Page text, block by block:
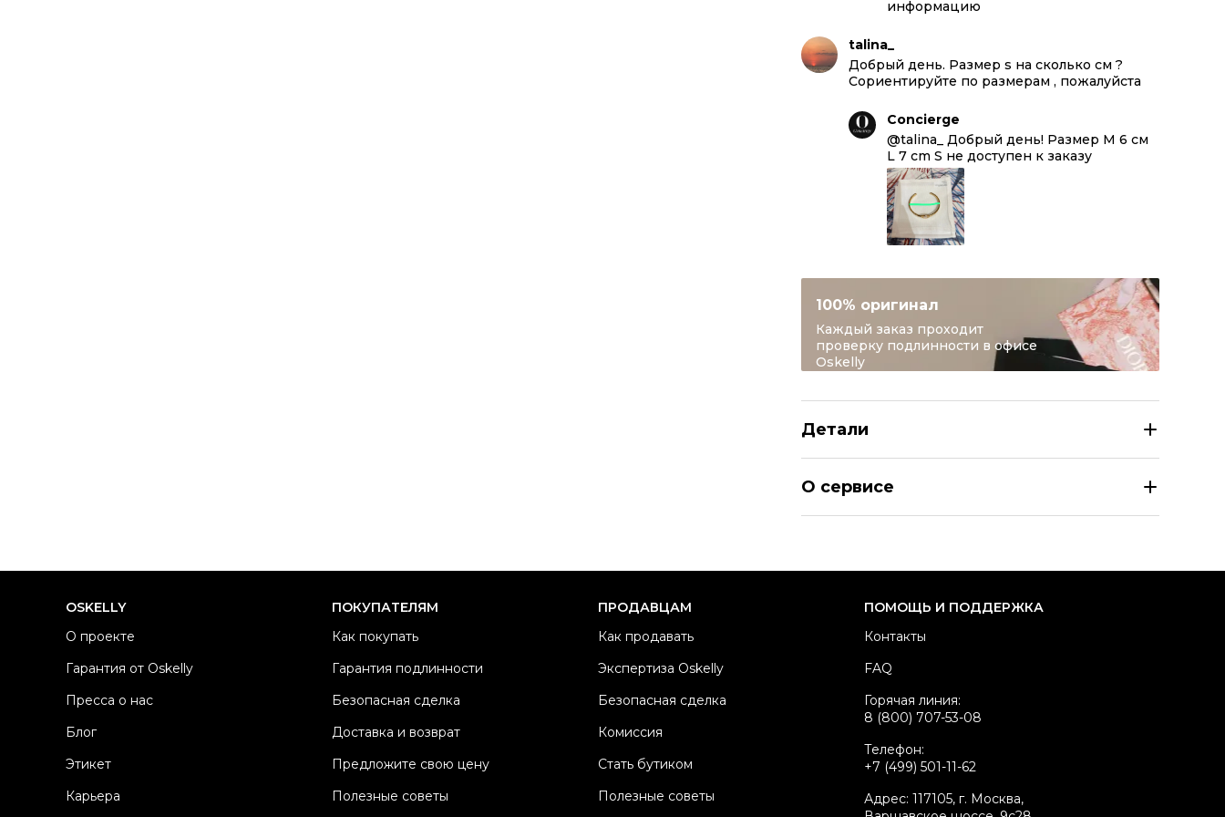
информацию
talina_
Добрый день. Размер s на сколько см ?
Сориентируйте по размерам , пожалуйста
Concierge
@talina_ Добрый день! Размер М 6 см
L 7 cm S не доступен к заказу
100% оригинал
Каждый заказ проходит
проверку подлинности в офисе
Oskelly
Детали
Состояние товара
Продавец
О сервисе
OSKELLY
О проекте
Гарантия от Oskelly
Пресса о нас
Блог
Этикет
Карьера
ПОКУПАТЕЛЯМ
Как покупать
Гарантия подлинности
Безопасная сделка
Доставка и возврат
Предложите свою цену
Полезные советы
ПРОДАВЦАМ
Как продавать
Экспертиза Oskelly
Безопасная сделка
Комиссия
Стать бутиком
Полезные советы
ПОМОЩЬ И ПОДДЕРЖКА
Контакты
FAQ
Горячая линия:
8 (800) 707-53-08
Телефон:
+7 (499) 501-11-62
Адрес: 117105, г. Москва,